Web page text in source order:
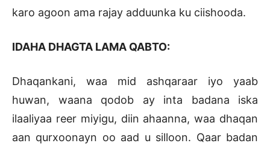
karo agoon ama rajay adduunka ku ciishooda.
IDAHA DHAGTA LAMA QABTO:
Dhaqankani, waa mid ashqaraar iyo yaab
huwan, waana qodob ay inta badana iska
ilaaliyaa reer miyigu, diin ahaanna, waa dhaqan
aan qurxoonayn oo aad u silloon. Qaar badan